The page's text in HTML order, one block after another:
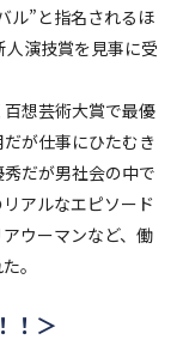
ル”と指名されるほ
演技賞を見事に受
想芸術大賞で最優
が仕事にひたむき
だが男社会の中で
アルなエピソード
ウーマンなど、働
。
！＞